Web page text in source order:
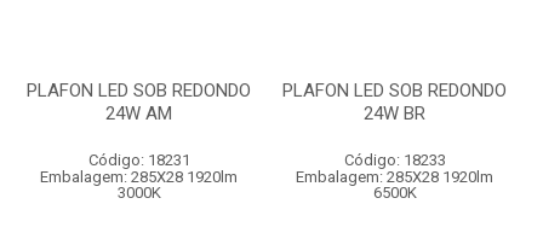
PLAFON LED SOB REDONDO
24W AM
Código: 18231
Embalagem: 285X28 1920lm
3000K
PLAFON LED SOB REDONDO
24W BR
Código: 18233
Embalagem: 285X28 1920lm
6500K